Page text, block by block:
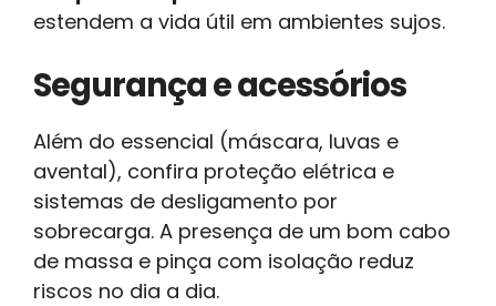
estendem a vida útil em ambientes sujos.
Segurança e acessórios
Além do essencial (máscara, luvas e
avental), confira proteção elétrica e
sistemas de desligamento por
sobrecarga. A presença de um bom cabo
de massa e pinça com isolação reduz
riscos no dia a dia.